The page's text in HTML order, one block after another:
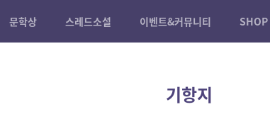
문학상 스레드소설 이벤트&커뮤니티 SHOP
기항지